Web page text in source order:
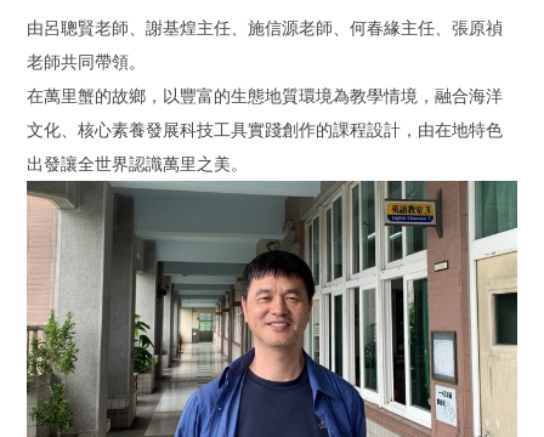
由呂聰賢老師、謝基煌主任、施信源老師、何春緣主任、張原禎
老師共同帶領。
在萬里蟹的故鄉，以豐富的生態地質環境為教學情境，融合海洋
文化、核心素養發展科技工具實踐創作的課程設計，由在地特色
出發讓全世界認識萬里之美。